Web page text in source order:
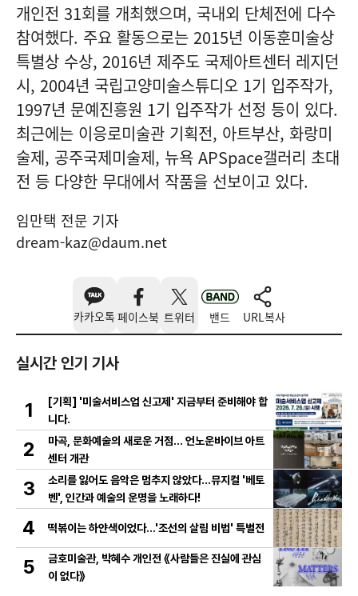
개인전 31회를 개최했으며, 국내외 단체전에 다수
참여했다. 주요 활동으로는 2015년 이동훈미술상
특별상 수상, 2016년 제주도 국제아트센터 레지던
시, 2004년 국립고양미술스튜디오 1기 입주작가,
1997년 문예진흥원 1기 입주작가 선정 등이 있다.
최근에는 이응로미술관 기획전, 아트부산, 화랑미
술제, 공주국제미술제, 뉴욕 APSpace갤러리 초대
전 등 다양한 무대에서 작품을 선보이고 있다.
임만택 전문 기자
dream-kaz@daum.net
카카오톡 페이스북 트위터 밴드 URL복사
실시간 인기 기사
1
[기획] '미술서비스업 신고제' 지금부터 준비해야 합
니다.
2
마곡, 문화예술의 새로운 거점… 언노운바이브 아트
센터 개관
3
소리를 잃어도 음악은 멈추지 않았다…뮤지컬 '베토
벤', 인간과 예술의 운명을 노래하다!
4 떡볶이는 하얀색이었다...'조선의 살림 비법' 특별전
5
금호미술관, 박혜수 개인전 《사람들은 진실에 관심
이 없다》